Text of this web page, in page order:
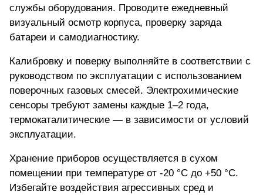
службы оборудования. Проводите ежедневный
визуальный осмотр корпуса, проверку заряда
батареи и самодиагностику.
Калибровку и поверку выполняйте в соответствии с
руководством по эксплуатации с использованием
поверочных газовых смесей. Электрохимические
сенсоры требуют замены каждые 1–2 года,
термокаталитические — в зависимости от условий
эксплуатации.
Хранение приборов осуществляется в сухом
помещении при температуре от -20 °C до +50 °C.
Избегайте воздействия агрессивных сред и